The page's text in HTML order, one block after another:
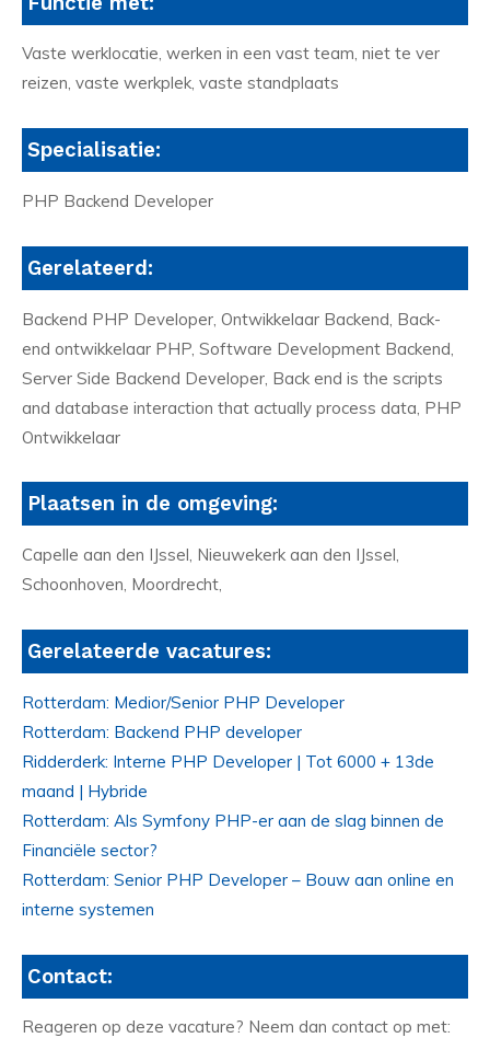
Vaste werklocatie, werken in een vast team, niet te ver
reizen, vaste werkplek, vaste standplaats
Specialisatie:
PHP Backend Developer
Gerelateerd:
Backend PHP Developer, Ontwikkelaar Backend, Back-
end ontwikkelaar PHP, Software Development Backend,
Server Side Backend Developer, Back end is the scripts
and database interaction that actually process data, PHP
Ontwikkelaar
Plaatsen in de omgeving:
Capelle aan den IJssel, Nieuwekerk aan den IJssel,
Schoonhoven, Moordrecht,
Gerelateerde vacatures:
Rotterdam: Medior/Senior PHP Developer
Rotterdam: Backend PHP developer
Ridderderk: Interne PHP Developer | Tot 6000 + 13de
maand | Hybride
Rotterdam: Als Symfony PHP-er aan de slag binnen de
Financiële sector?
Rotterdam: Senior PHP Developer – Bouw aan online en
interne systemen
Contact:
Reageren op deze vacature? Neem dan contact op met: